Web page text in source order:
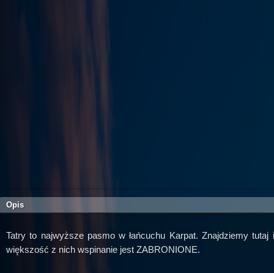
Opis
Tatry to najwyższe pasmo w łańcuchu Karpat. Znajdziemy
większość z nich wspinanie jest ZABRONIONE.